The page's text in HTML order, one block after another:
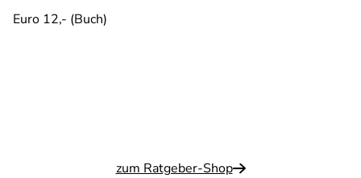
Euro 12,- (Buch)
zum Ratgeber-Shop